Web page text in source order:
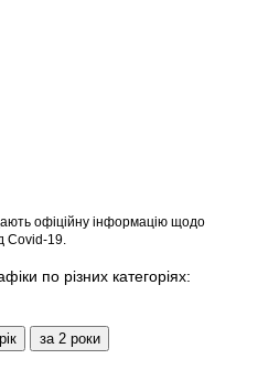
офіційну інформацію щодо
Covid-19.
по різних категоріях: